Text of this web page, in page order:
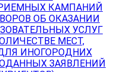
КАМПАНИЙ
ОБ ОКАЗАНИИ
УСЛУГ
МЕСТ,
ИНОГОРОДНИХ
ЗАЯВЛЕНИЙ